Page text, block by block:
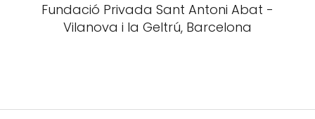
Fundació Privada Sant Antoni Abat -
Vilanova i la Geltrú, Barcelona